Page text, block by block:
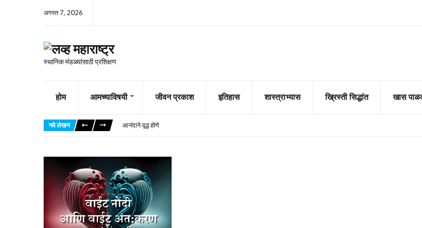
अगस्त 7, 2026
स्थानिक मंडळ्यांसाठी प्रशिक्षण
होम आमच्याविषयी जीवन प्रकाश इतिहास शास्त्राभ्यास ख्रिस्ती सिद्धांत खास
नवे लेखन
जेव्हा दुर्बलता आपल्याला ग्रासते
आनंदाने वृद्ध होणे
दररोजच्या निर्णयांमध्ये देव कसे चालवतो
अल्प आयुष्याची करुणा आणि सामर्थ्य
हे जग सोडायला भिऊ नका
एका देवभीरू सासूचे कौतुक
अधीरता म्हणजे नियंत्रण करण्यासाठी युद्ध
जेव्हा दुर्बलता आपल्याला ग्रासते
आपण अधिक चांगल्या नगराकडे पाहतो